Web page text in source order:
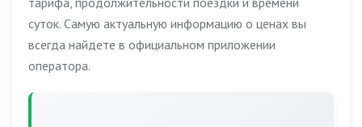
суток. Самую актуальную информацию о ценах вы
всегда найдете в официальном приложении
оператора.